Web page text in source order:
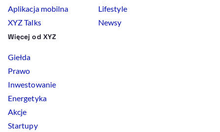
Aplikacja mobilna
XYZ Talks
Lifestyle
Newsy
Więcej od XYZ
Giełda
Prawo
Inwestowanie
Energetyka
Akcje
Startupy